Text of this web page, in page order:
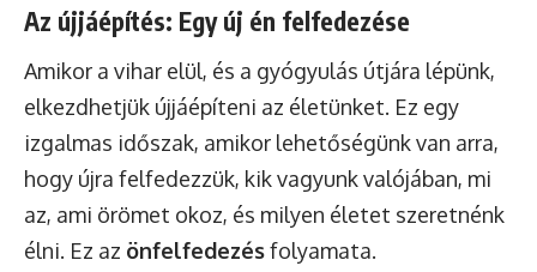
Az újjáépítés: Egy új én felfedezése
Amikor a vihar elül, és a gyógyulás útjára lépünk,
elkezdhetjük újjáépíteni az életünket. Ez egy
izgalmas időszak, amikor lehetőségünk van arra,
hogy újra felfedezzük, kik vagyunk valójában, mi
az, ami örömet okoz, és milyen életet szeretnénk
élni. Ez az önfelfedezésfolyamata.